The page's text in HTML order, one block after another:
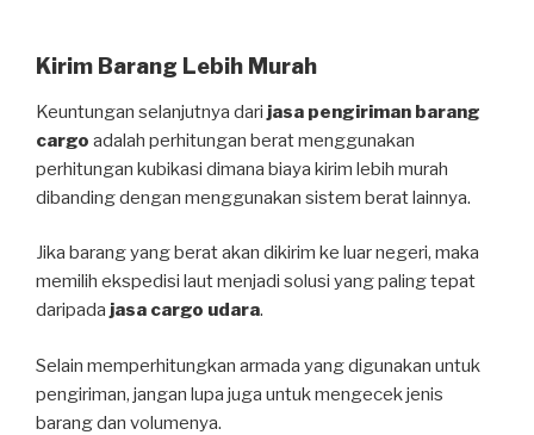
Kirim Barang Lebih Murah
Keuntungan selanjutnya dari jasa pengiriman barang
cargo adalah perhitungan berat menggunakan
perhitungan kubikasi dimana biaya kirim lebih murah
dibanding dengan menggunakan sistem berat lainnya.
Jika barang yang berat akan dikirim ke luar negeri, maka
memilih ekspedisi laut menjadi solusi yang paling tepat
daripada jasa cargo udara.
Selain memperhitungkan armada yang digunakan untuk
pengiriman, jangan lupa juga untuk mengecek jenis
barang dan volumenya.